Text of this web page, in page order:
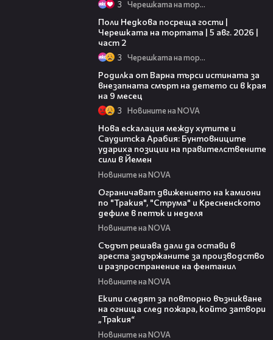
3 Черешката на тортата
Поли Недкова посреща гости |
Черешката на тортата | 5 авг. 2026 |
част 2
3 Черешката на тортата
Родилка от Варна търси истината за
внезапната смърт на детето си в края
на 9 месец
3 Новините на NOVA
Нова ескалация между хутите и
Саудитска Арабия: Бунтовниците
удариха позиции на правителствените
сили в Йемен
Новините на NOVA
Ограничават движението на камиони
по "Тракия", "Струма" и Кресненското
дефиле в петък и неделя
Новините на NOVA
Съдът решава дали да остави в
ареста задържаните за производство
и разпространение на фентанил
Новините на NOVA
Екипи следят за повторно възникване
на огнища след пожара, който затвори
„Тракия“
Новините на NOVA